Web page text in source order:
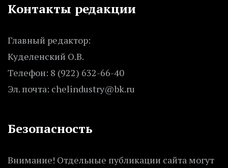
Контакты редакции
Главный редактор:
Куделенский О.В.
Телефон: 8 (922) 632-66-40
Эл. почта: chelindustry@bk.ru
Безопасность
Внимание! Отдельные публикации сайта могут